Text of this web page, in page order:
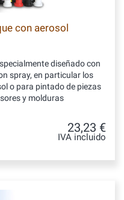
con aerosol
diseñado con
spray, en particular los
o para pintado de piezas
y molduras
23,23 €
IVA incluido